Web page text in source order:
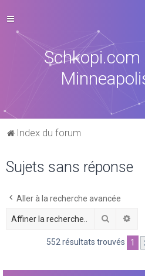
Schkopi.com
Index du forum
Sujets sans réponse
Aller à la recherche avancée
552 résultats trouvés 1